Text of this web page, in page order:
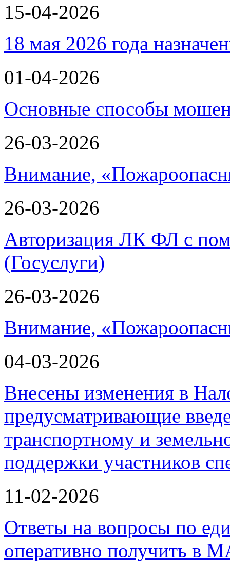
15-04-2026
18 мая 2026 года
01-04-2026
Основные способы
26-03-2026
Внимание,
26-03-2026
Авторизация ЛК ФЛ с
(Госуслуги)
26-03-2026
Внимание,
04-03-2026
Внесены изменения в
предусматривающие
транспортному и
поддержки участников
11-02-2026
Ответы на вопросы по
оперативно получить в